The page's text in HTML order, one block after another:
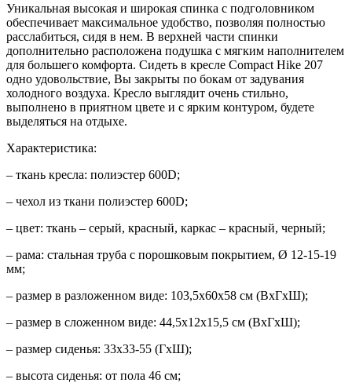
Уникальная высокая и широкая спинка с подголовником
обеспечивает максимальное удобство, позволяя полностью
расслабиться, сидя в нем. В верхней части спинки
дополнительно расположена подушка с мягким наполнителем
для большего комфорта. Сидеть в кресле Compact Hike 207
одно удовольствие, Вы закрыты по бокам от задувания
холодного воздуха. Кресло выглядит очень стильно,
выполнено в приятном цвете и с ярким контуром, будете
выделяться на отдыхе.
Характеристика:
– ткань кресла: полиэстер 600D;
– чехол из ткани полиэстер 600D;
– цвет: ткань – серый, красный, каркас – красный, черный;
– рама: стальная труба с порошковым покрытием, Ø 12-15-19
мм;
– размер в разложенном виде: 103,5х60х58 см (ВхГхШ);
– размер в сложенном виде: 44,5х12х15,5 см (ВхГхШ);
– размер сиденья: 33х33-55 (ГхШ);
– высота сиденья: от пола 46 см;